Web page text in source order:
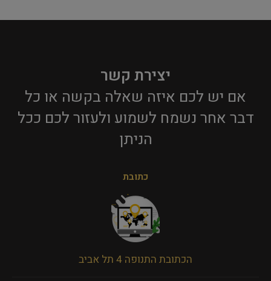
יצירת קשר
אם יש לכם איזה שאלה בקשה או כל
דבר אחר נשמח לשמוע ולעזור לכם ככל
הניתן​
כתובת
הכתובת התנופה 4 תל אביב